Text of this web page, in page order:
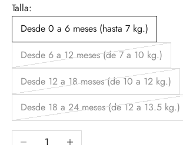
Talla:
Desde 0 a 6 meses (hasta 7 kg.)
Desde 6 a 12 meses (de 7 a 10 kg.)
Desde 12 a 18 meses (de 10 a 12 kg.)
Desde 18 a 24 meses (de 12 a 13.5 kg.)
Reducir cantidadAumentar cantidad